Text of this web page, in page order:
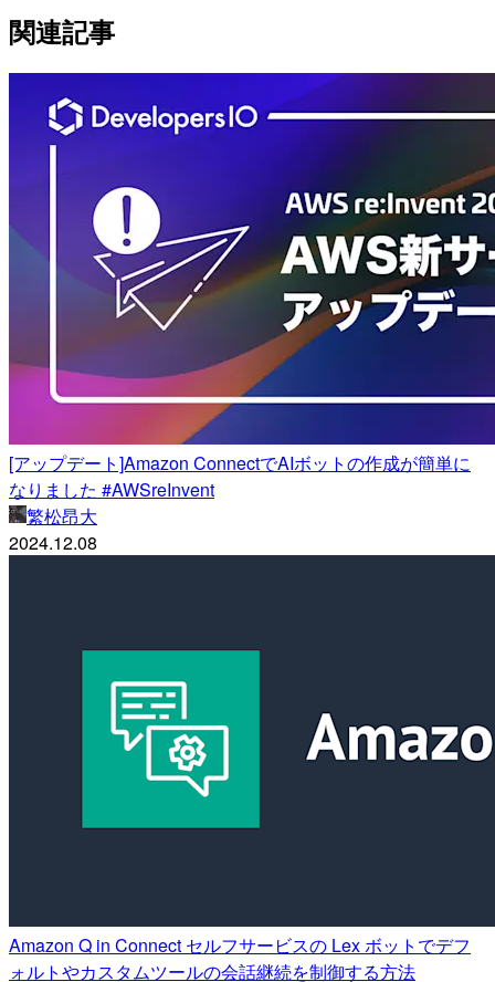
関連記事
[アップデート]Amazon ConnectでAIボットの作成が簡単に
なりました #AWSreInvent
繁松昂大
2024.12.08
Amazon Q in Connect セルフサービスの Lex ボットでデフ
ォルトやカスタムツールの会話継続を制御する方法